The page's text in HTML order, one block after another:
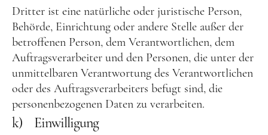
Dritter ist eine natürliche oder juristische Person,
Behörde, Einrichtung oder andere Stelle außer der
betroffenen Person, dem Verantwortlichen, dem
Auftragsverarbeiter und den Personen, die unter der
unmittelbaren Verantwortung des Verantwortlichen
oder des Auftragsverarbeiters befugt sind, die
personenbezogenen Daten zu verarbeiten.
k) Einwilligung